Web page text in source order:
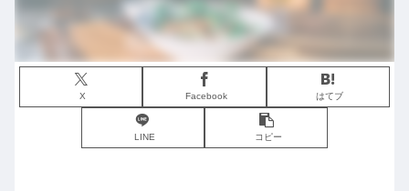
X Facebook はてブ
LINE コピー